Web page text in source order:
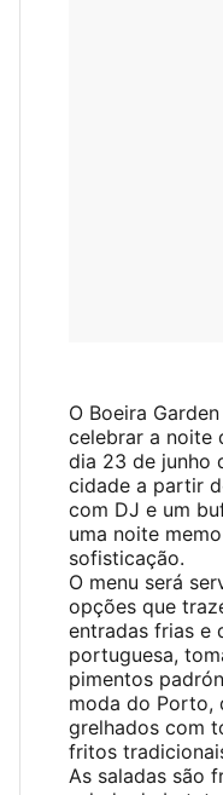
O Boeira
celebrar a noite
dia 23 de junho
cidade a partir
com DJ e um
uma noite
sofisticação.
O menu será
opções que
entradas frias e
portuguesa,
pimentos
moda do Porto,
grelhados com
fritos
As saladas são